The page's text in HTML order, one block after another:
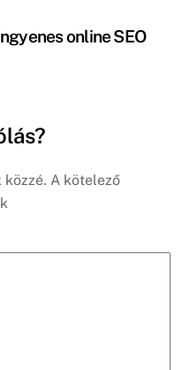
online SEO
közzé. A kötelező